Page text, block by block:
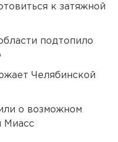
к затяжной
подтопило
Челябинской
о возможном
Миасс